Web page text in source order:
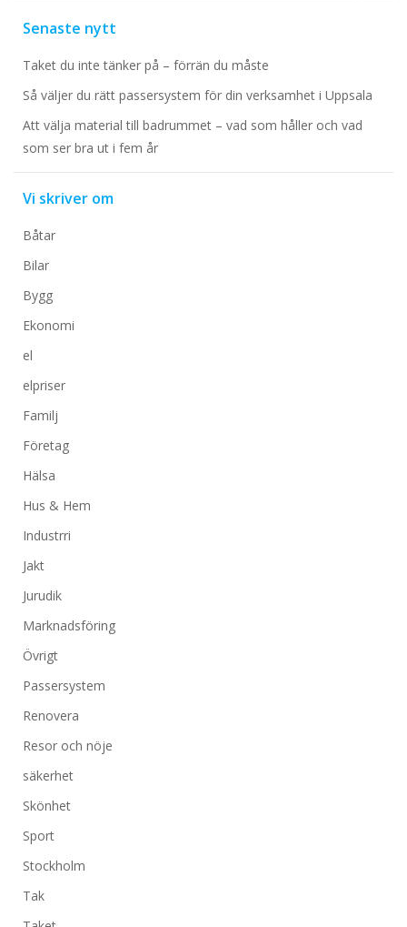
Senaste nytt
Taket du inte tänker på – förrän du måste
Så väljer du rätt passersystem för din verksamhet i Uppsala
Att välja material till badrummet – vad som håller och vad
som ser bra ut i fem år
Vi skriver om
Båtar
Bilar
Bygg
Ekonomi
el
elpriser
Familj
Företag
Hälsa
Hus & Hem
Industrri
Jakt
Jurudik
Marknadsföring
Övrigt
Passersystem
Renovera
Resor och nöje
säkerhet
Skönhet
Sport
Stockholm
Tak